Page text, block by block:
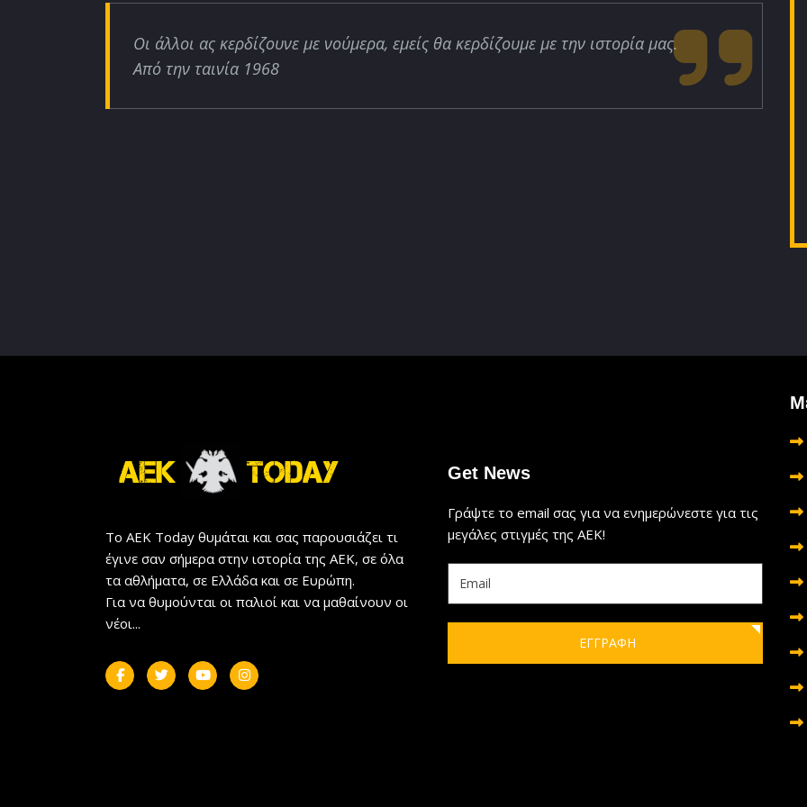
Οι άλλοι ας κερδίζουνε με νούμερα, εμείς θα κερδίζουμε με την ιστορία μας.
Από την ταινία 1968
Το AEK Today θυμάται και σας παρουσιάζει τι
έγινε σαν σήμερα στην ιστορία της ΑΕΚ, σε όλα
τα αθλήματα, σε Ελλάδα και σε Ευρώπη.
Για να θυμούνται οι παλιοί και να μαθαίνουν οι
νέοι...
Get News
Γράψτε το email σας για να ενημερώνεστε για τις
μεγάλες στιγμές της ΑΕΚ!
ΕΓΓΡΑΦΗ